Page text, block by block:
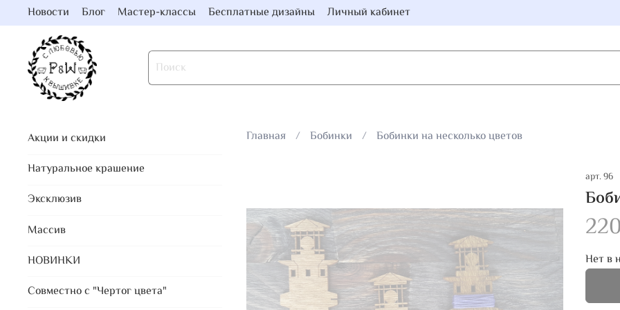
Новости Блог Мастер-классы Бесплатные дизайны Личный кабинет
Главная Бобинки Бобинки на несколько цветов
арт.96
Нет в
Акции и скидки
Натуральное крашение
Эксклюзив
Массив
НОВИНКИ
Совместно с "Чертог цвета"